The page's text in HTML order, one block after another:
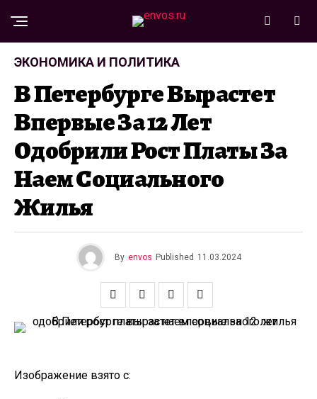
ЭКОНОМИКА И ПОЛИТИКА
В Петербурге Вырастет
Впервые За 12 Лет
Одобрили Рост Платы За
Наем Социального
Жилья
By envos Published 11.03.2024
Изображение взято с: